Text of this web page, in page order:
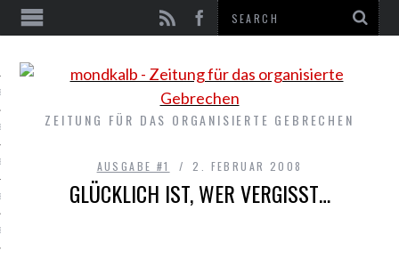
#9
#8
#7
#6
#5
ZEITUNG FÜR DAS ORGANISIERTE GEBRECHEN
AUSGABE #1 2. FEBRUAR 2008
GLÜCKLICH IST, WER VERGISST…